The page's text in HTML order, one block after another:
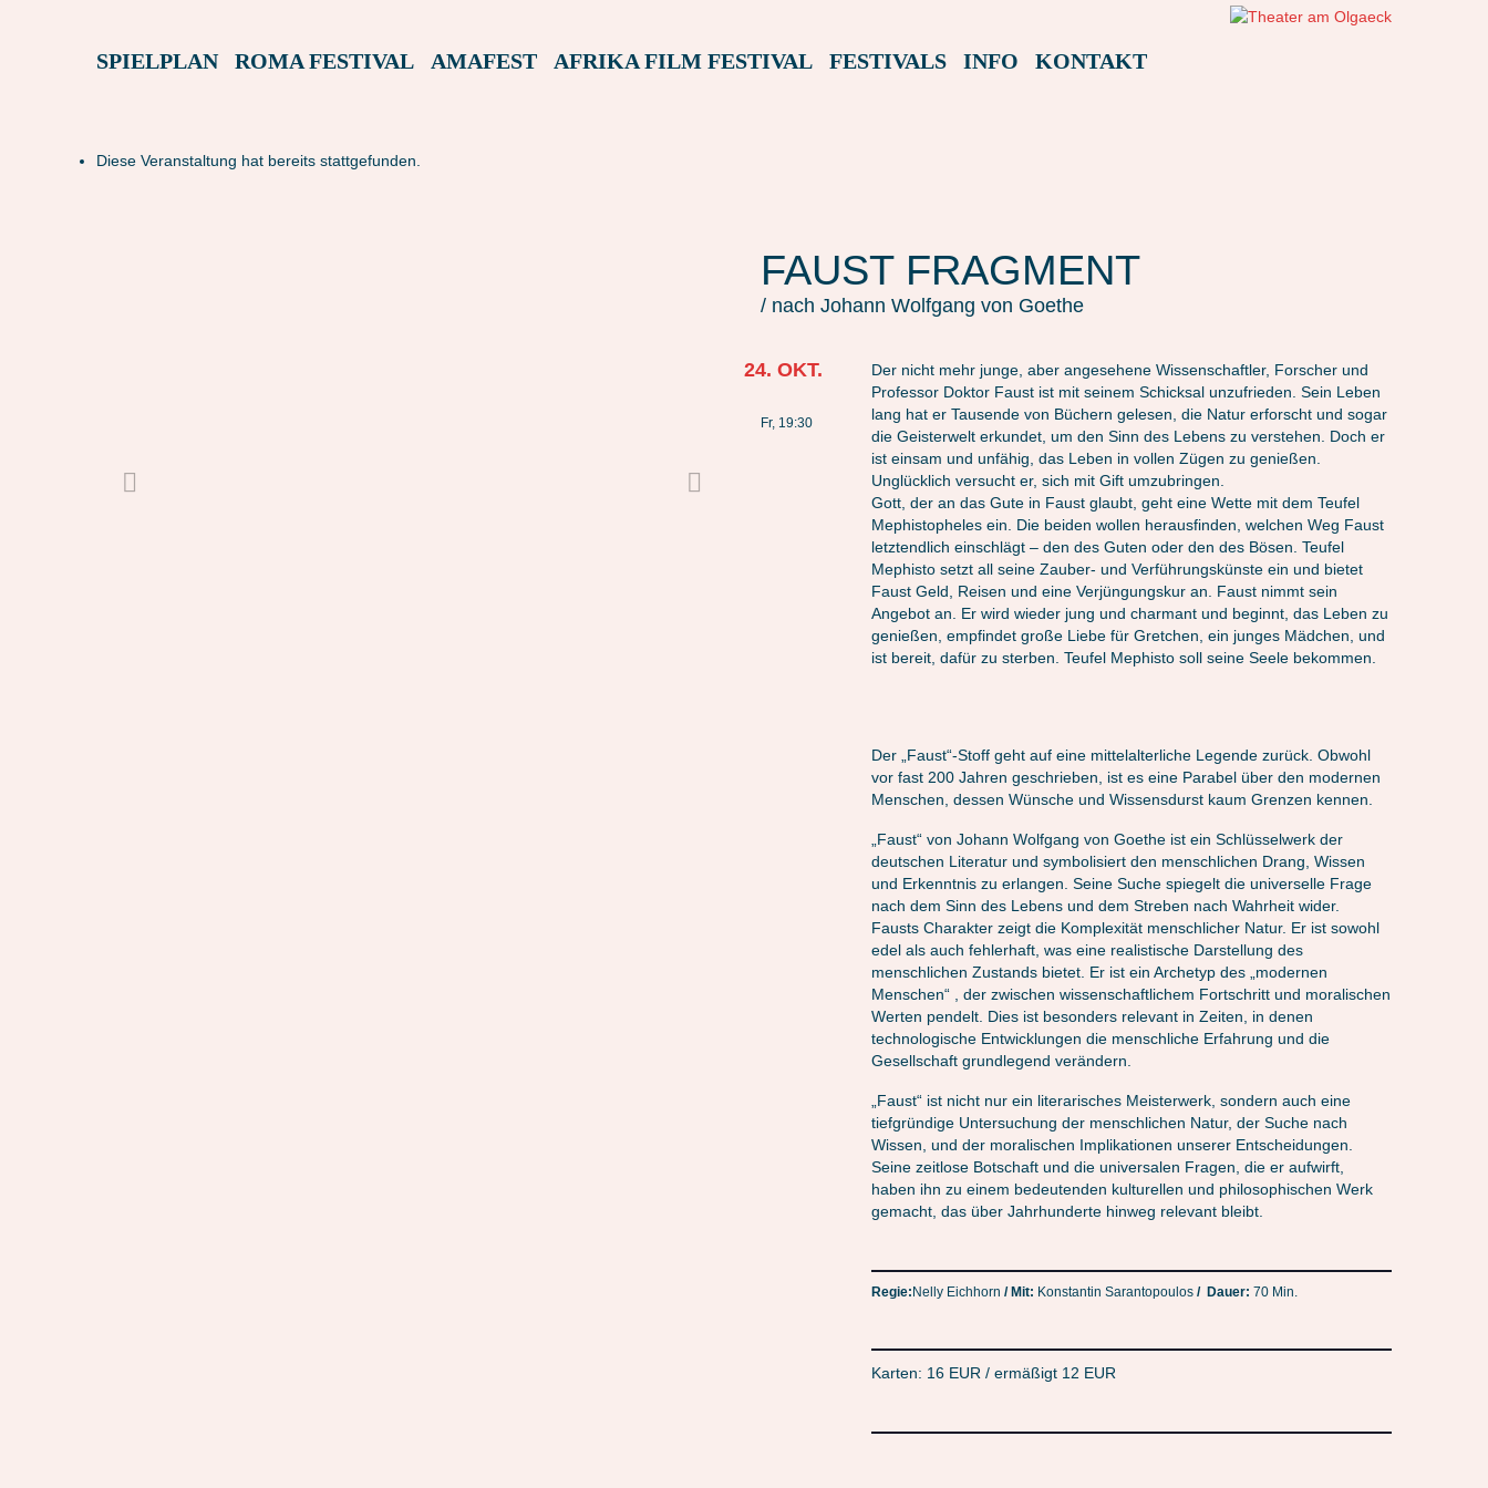
SPIELPLAN ROMA FESTIVAL AMAFEST AFRIKA FILM FESTIVAL FESTIVALS INFO KONTAKT
Diese Veranstaltung hat bereits stattgefunden.
FAUST FRAGMENT
/ nach Johann Wolfgang von Goethe
24. OKT.
Fr, 19:30
Der nicht mehr junge, aber angesehene Wissenschaftler, Forscher und
Professor Doktor Faust ist mit seinem Schicksal unzufrieden. Sein Leben
lang hat er Tausende von Büchern gelesen, die Natur erforscht und sogar
die Geisterwelt erkundet, um den Sinn des Lebens zu verstehen. Doch er
ist einsam und unfähig, das Leben in vollen Zügen zu genießen.
Unglücklich versucht er, sich mit Gift umzubringen.
Gott, der an das Gute in Faust glaubt, geht eine Wette mit dem Teufel
Mephistopheles ein. Die beiden wollen herausfinden, welchen Weg Faust
letztendlich einschlägt – den des Guten oder den des Bösen. Teufel
Mephisto setzt all seine Zauber- und Verführungskünste ein und bietet
Faust Geld, Reisen und eine Verjüngungskur an. Faust nimmt sein
Angebot an. Er wird wieder jung und charmant und beginnt, das Leben zu
genießen, empfindet große Liebe für Gretchen, ein junges Mädchen, und
ist bereit, dafür zu sterben. Teufel Mephisto soll seine Seele bekommen.
Der „Faust“-Stoff geht auf eine mittelalterliche Legende zurück. Obwohl
vor fast 200 Jahren geschrieben, ist es eine Parabel über den modernen
Menschen, dessen Wünsche und Wissensdurst kaum Grenzen kennen.
„Faust“ von Johann Wolfgang von Goethe ist ein Schlüsselwerk der
deutschen Literatur und symbolisiert den menschlichen Drang, Wissen
und Erkenntnis zu erlangen. Seine Suche spiegelt die universelle Frage
nach dem Sinn des Lebens und dem Streben nach Wahrheit wider.
Fausts Charakter zeigt die Komplexität menschlicher Natur. Er ist sowohl
edel als auch fehlerhaft, was eine realistische Darstellung des
menschlichen Zustands bietet. Er ist ein Archetyp des „modernen
Menschen“ , der zwischen wissenschaftlichem Fortschritt und moralischen
Werten pendelt. Dies ist besonders relevant in Zeiten, in denen
technologische Entwicklungen die menschliche Erfahrung und die
Gesellschaft grundlegend verändern.
„Faust“ ist nicht nur ein literarisches Meisterwerk, sondern auch eine
tiefgründige Untersuchung der menschlichen Natur, der Suche nach
Wissen, und der moralischen Implikationen unserer Entscheidungen.
Seine zeitlose Botschaft und die universalen Fragen, die er aufwirft,
haben ihn zu einem bedeutenden kulturellen und philosophischen Werk
gemacht, das über Jahrhunderte hinweg relevant bleibt.
Regie: Nelly Eichhorn / Mit: Konstantin Sarantopoulos / Dauer: 70 Min.
Karten: 16 EUR / ermäßigt 12 EUR